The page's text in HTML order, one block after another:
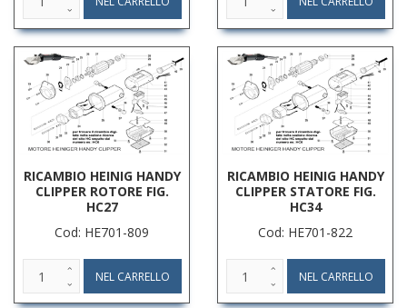
RICAMBIO HEINIG HANDY
CLIPPER ROTORE FIG.
HC27
Cod: HE701-809
RICAMBIO HEINIG HANDY
CLIPPER STATORE FIG.
HC34
Cod: HE701-822